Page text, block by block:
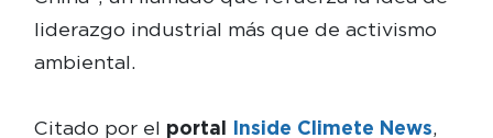
liderazgo industrial más que de activismo
ambiental.
Citado por el portal Inside Climete News,